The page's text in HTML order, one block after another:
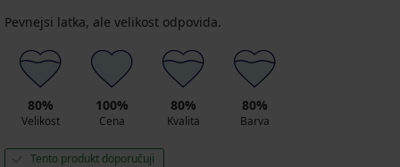
Pevnejsi latka, ale velikost odpovida.
80%
Velikost
100%
Cena
80%
Kvalita
80%
Barva
Tento produkt doporučuji